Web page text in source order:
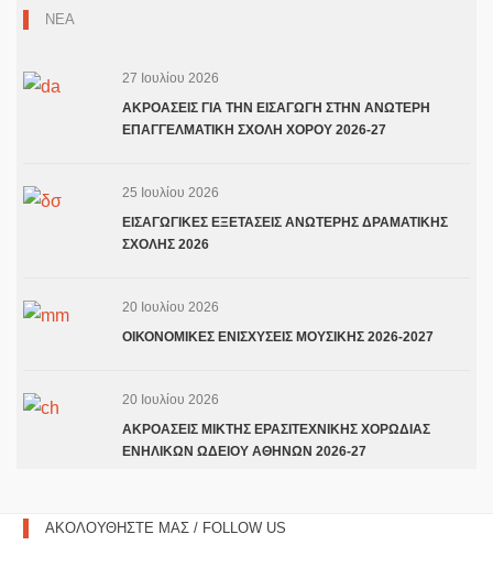
ΝΕΑ
27 Ιουλίου 2026
ΑΚΡΟΑΣΕΙΣ ΓΙΑ ΤΗΝ ΕΙΣΑΓΩΓΗ ΣΤΗΝ ΑΝΩΤΕΡΗ
ΕΠΑΓΓΕΛΜΑΤΙΚΗ ΣΧΟΛΗ ΧΟΡΟΥ 2026-27
25 Ιουλίου 2026
ΕΙΣΑΓΩΓΙΚΕΣ ΕΞΕΤΑΣΕΙΣ ΑΝΩΤΕΡΗΣ ΔΡΑΜΑΤΙΚΗΣ
ΣΧΟΛΗΣ 2026
20 Ιουλίου 2026
ΟΙΚΟΝΟΜΙΚΕΣ ΕΝΙΣΧΥΣΕΙΣ ΜΟΥΣΙΚΗΣ 2026-2027
20 Ιουλίου 2026
ΑΚΡΟΑΣΕΙΣ ΜΙΚΤΗΣ ΕΡΑΣΙΤΕΧΝΙΚΗΣ ΧΟΡΩΔΙΑΣ
ΕΝΗΛΙΚΩΝ ΩΔΕΙΟΥ ΑΘΗΝΩΝ 2026-27
ΑΚΟΛΟΥΘΗΣΤΕ ΜΑΣ / FOLLOW US